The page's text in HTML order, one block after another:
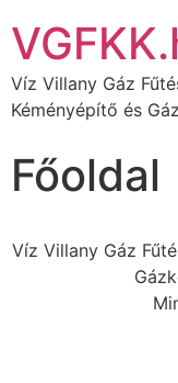
Víz Villany Gáz
Kéményépítő és
Főoldal
Víz Villany Gáz